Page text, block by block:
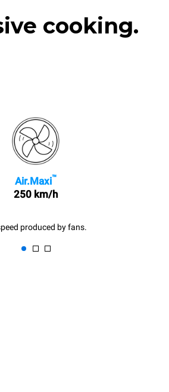
cooking.
Air.Maxi™
250 km/h
produced by fans.